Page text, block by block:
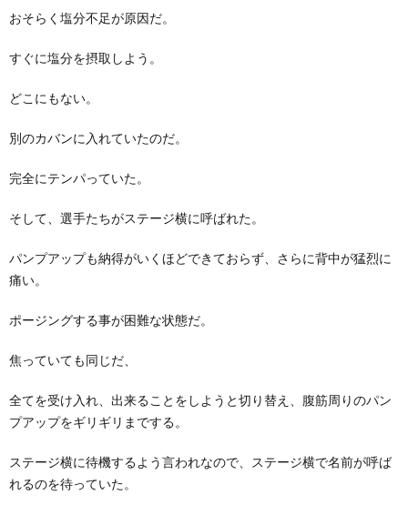
おそらく塩分不足が原因だ。
すぐに塩分を摂取しよう。
どこにもない。
別のカバンに入れていたのだ。
完全にテンパっていた。
そして、選手たちがステージ横に呼ばれた。
パンプアップも納得がいくほどできておらず、さらに背中が猛烈に
痛い。
ポージングする事が困難な状態だ。
焦っていても同じだ、
全てを受け入れ、出来ることをしようと切り替え、腹筋周りのパン
プアップをギリギリまでする。
ステージ横に待機するよう言われなので、ステージ横で名前が呼ば
れるのを待っていた。